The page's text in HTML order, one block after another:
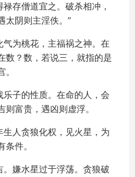
存僧道宜之。破杀相冲，
太阴则主淫佚。”
为桃花，主福祸之神。在
数？数，若说三，就指的是
子的性质。在命的人，会
富贵，遇凶则虚浮。
人贪狼化权，见火星，为
件。
嫌水星过于浮荡。贪狼破